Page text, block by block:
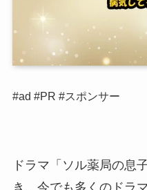
#ad #PR #スポンサー
ドラマ「ソル薬局の息